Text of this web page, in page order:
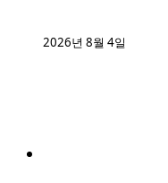
2026년 8월 4일